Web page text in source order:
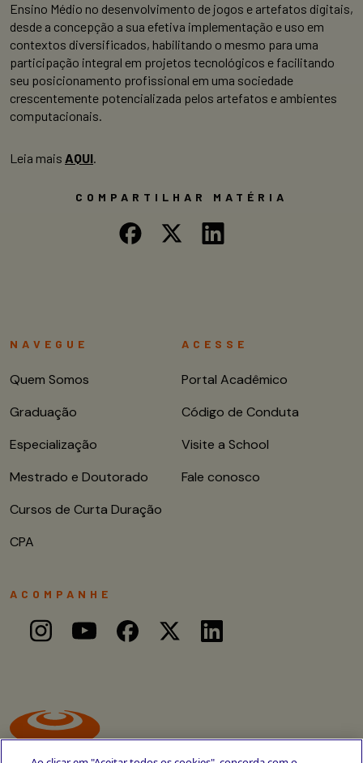
Ensino Médio no desenvolvimento de jogos e artefatos digitais,
desde a concepção a sua efetiva implementação e uso em
contextos diversificados, habilitando o mesmo para uma
participação integral em projetos tecnológicos e facilitando
seu posicionamento profissional em uma sociedade
crescentemente potencializada pelos artefatos e ambientes
computacionais.
Leia mais AQUI.
COMPARTILHAR MATÉRIA
NAVEGUE
Quem Somos
Graduação
Especialização
Mestrado e Doutorado
Cursos de Curta Duração
CPA
ACESSE
Portal Acadêmico
Código de Conduta
Visite a School
Fale conosco
ACOMPANHE